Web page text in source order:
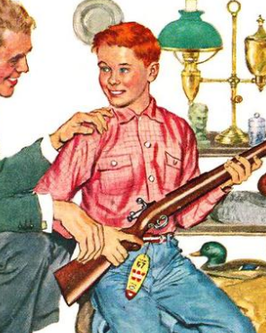
POD KONTROLOM
SRPSKE POLITIKE
01/08/2026
MIROVINE IZ DRUGOG
STUPA SU
NEISPLATIVE?
31/07/2026
U OMIŠLJU OTVORENA
IZLOŽBA MARGERITE
RAKIĆ
30/07/2026
HRVATSKA MEĐU
VODEĆIM ZEMLJAMA
EU PO KUPNJI E-
KNJIGA I